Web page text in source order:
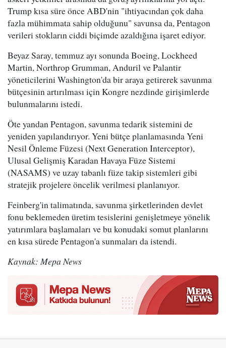
Trump kısa süre önce ABD'nin "ihtiyacından çok daha
fazla mühimmata sahip olduğunu" savunsa da, Pentagon
verileri stokların ciddi biçimde azaldığına işaret ediyor.
Beyaz Saray, temmuz ayı sonunda Boeing, Lockheed
Martin, Northrop Grumman, Anduril ve Palantir
yöneticilerini Washington'da bir araya getirerek savunma
bütçesinin artırılması için Kongre nezdinde girişimlerde
bulunmalarını istedi.
Öte yandan Pentagon, savunma tedarik sistemini de
yeniden yapılandırıyor. Yeni bütçe planlamasında Yeni
Nesil Önleme Füzesi (Next Generation Interceptor),
Ulusal Gelişmiş Karadan Havaya Füze Sistemi
(NASAMS) ve uzay tabanlı füze takip sistemleri gibi
stratejik projelere öncelik verilmesi planlanıyor.
Feinberg'in talimatında, savunma şirketlerinden devlet
fonu beklemeden üretim tesislerini genişletmeye yönelik
yatırımlara başlamaları ve bu konudaki somut planlarını
en kısa sürede Pentagon'a sunmaları da istendi.
Kaynak: Mepa News